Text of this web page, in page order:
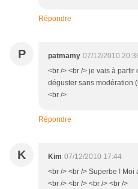
Répondre
P patmamy 07/12/2010
<br /> <br /> je vais à
déguster sans modération
<br />
Répondre
K Kim 07/12/2010 17:44
<br /> <br /> Superbe !
<br /> <br /> <br /> <br />